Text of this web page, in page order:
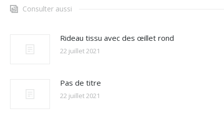
Consulter aussi
Rideau tissu avec des œillet rond
22 juillet 2021
Pas de titre
22 juillet 2021